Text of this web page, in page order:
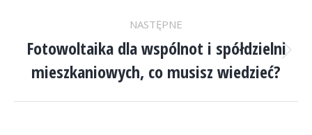
NASTĘPNE
Następny
wpis:
Fotowoltaika dla wspólnot i spółdzielni
mieszkaniowych, co musisz wiedzieć?